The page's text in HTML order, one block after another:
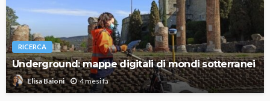
RICERCA
Underground: mappe digitali di mondi sotterranei
Elisa Baioni 4 mesi fa